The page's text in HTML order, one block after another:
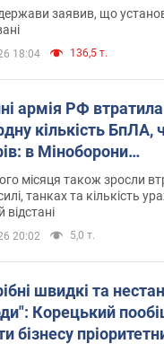
заявив, що
18:04 136,5 т.
армія РФ втратила
кількість БпЛА,
в Міноборони
статистику
місяця також зросли
танках та кількість
відстані
20:02 5,0 т.
швидкі та
Корецький
бізнесу